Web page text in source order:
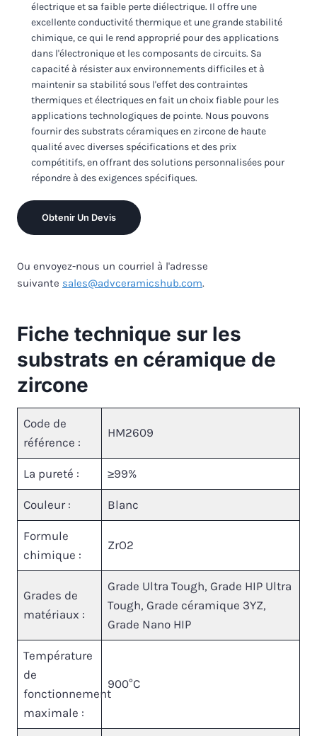
électrique et sa faible perte diélectrique. Il offre une
excellente conductivité thermique et une grande stabilité
chimique, ce qui le rend approprié pour des applications
dans l'électronique et les composants de circuits. Sa
capacité à résister aux environnements difficiles et à
maintenir sa stabilité sous l'effet des contraintes
thermiques et électriques en fait un choix fiable pour les
applications technologiques de pointe. Nous pouvons
fournir des substrats céramiques en zircone de haute
qualité avec diverses spécifications et des prix
compétitifs, en offrant des solutions personnalisées pour
répondre à des exigences spécifiques.
Obtenir Un Devis
Ou envoyez-nous un courriel à l'adresse
suivante sales@advceramicshub.com.
Fiche technique sur les
substrats en céramique de
zircone
Code de
référence :
HM2609
La pureté : ≥99%
Couleur : Blanc
Formule
chimique :
ZrO2
Grades de
matériaux :
Grade Ultra Tough, Grade HIP Ultra
Tough, Grade céramique 3YZ,
Grade Nano HIP
Température
de
fonctionnement
maximale :
900°C